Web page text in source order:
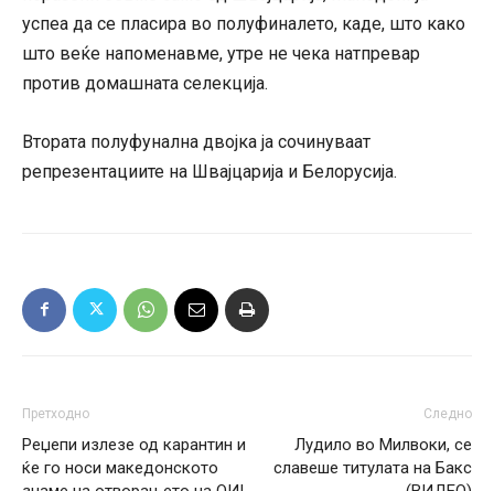
успеа да се пласира во полуфиналето, каде, што како
што веќе напоменавме, утре не чека натпревар
против домашната селекција.
Втората полуфунална двојка ја сочинуваат
репрезентациите на Швајцарија и Белорусија.
Претходно
Реџепи излезе од карантин и
ќе го носи македонското
Следно
Лудило во Милвоки, се
славеше титулата на Бакс